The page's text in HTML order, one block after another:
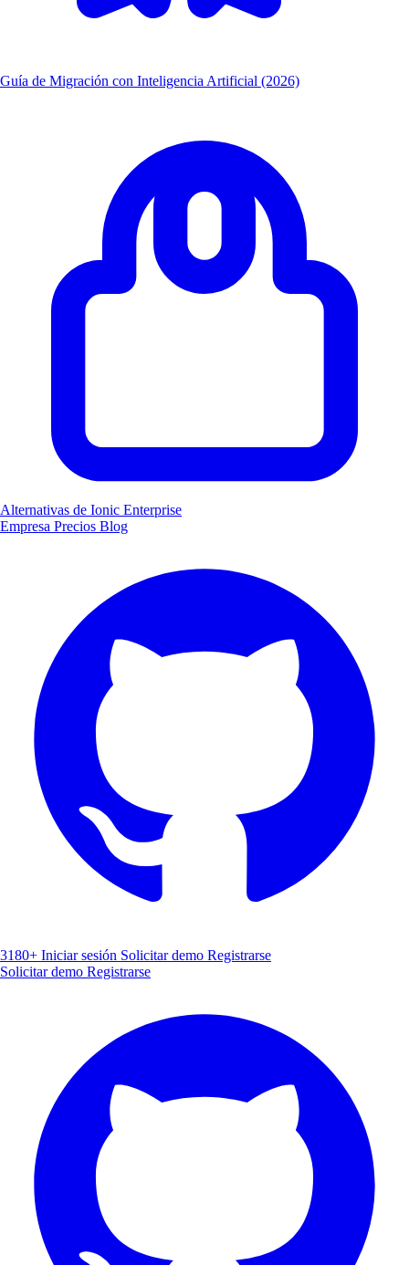
Guía de Migración con Inteligencia Artificial (2026)
Alternativas de Ionic Enterprise
Empresa Precios Blog
3180+ Iniciar sesión Solicitar demo Registrarse
Solicitar demo Registrarse